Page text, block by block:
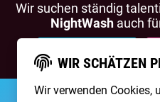
Wir suchen ständig
NightWash auch
WIR SCHÄTZEN
Wir verwenden Cookies,